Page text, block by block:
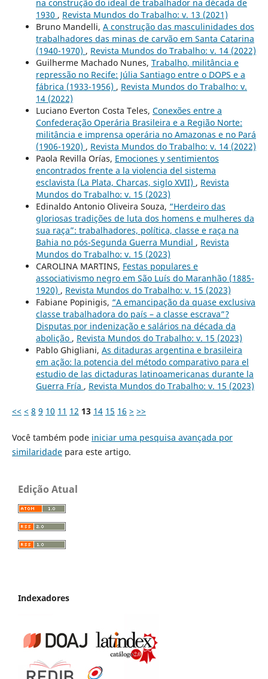
na construção do ideal de trabalhador na década de
1930 , Revista Mundos do Trabalho: v. 13 (2021)
Bruno Mandelli, A construção das masculinidades dos
trabalhadores das minas de carvão em Santa Catarina
(1940-1970) , Revista Mundos do Trabalho: v. 14 (2022)
Guilherme Machado Nunes, Trabalho, militância e
repressão no Recife: Júlia Santiago entre o DOPS e a
fábrica (1933-1956) , Revista Mundos do Trabalho: v.
14 (2022)
Luciano Everton Costa Teles, Conexões entre a
Confederação Operária Brasileira e a Região Norte:
militância e imprensa operária no Amazonas e no Pará
(1906-1920) , Revista Mundos do Trabalho: v. 14 (2022)
Paola Revilla Orías, Emociones y sentimientos
encontrados frente a la violencia del sistema
esclavista (La Plata, Charcas, siglo XVII) , Revista
Mundos do Trabalho: v. 15 (2023)
Edinaldo Antonio Oliveira Souza, “Herdeiro das
gloriosas tradições de luta dos homens e mulheres da
sua raça”: trabalhadores, política, classe e raça na
Bahia no pós-Segunda Guerra Mundial , Revista
Mundos do Trabalho: v. 15 (2023)
CAROLINA MARTINS, Festas populares e
associativismo negro em São Luís do Maranhão (1885-
1920) , Revista Mundos do Trabalho: v. 15 (2023)
Fabiane Popinigis, “A emancipação da quase exclusiva
classe trabalhadora do país – a classe escrava”?
Disputas por indenização e salários na década da
abolição , Revista Mundos do Trabalho: v. 15 (2023)
Pablo Ghigliani, As ditaduras argentina e brasileira
em ação: la potencia del método comparativo para el
estudio de las dictaduras latinoamericanas durante la
Guerra Fría , Revista Mundos do Trabalho: v. 15 (2023)
<< < 8 9 10 11 12 13 14 15 16 > >>
Você também pode iniciar uma pesquisa avançada por
similaridadepara este artigo.
Edição Atual
Indexadores